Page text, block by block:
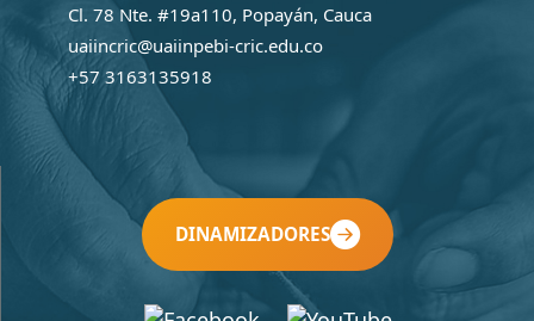
Cl. 78 Nte. #19a110, Popayán, Cauca
uaiincric@uaiinpebi-cric.edu.co
+57 3163135918
DINAMIZADORES